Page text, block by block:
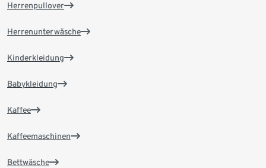
Herrenpullover
Herrenunterwäsche
Kinderkleidung
Babykleidung
Kaffee
Kaffeemaschinen
Bettwäsche